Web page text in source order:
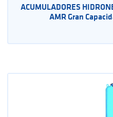
ACUMULADORES
AMR Gran